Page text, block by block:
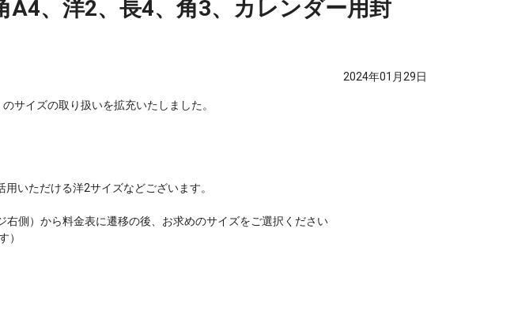
、洋2、長4、角3、カレンダー用封
2024年01月29日
サイズの取り扱いを拡充いたしました。
いただける洋2サイズなどございます。
側）から料金表に遷移の後、お求めのサイズをご選択ください
）